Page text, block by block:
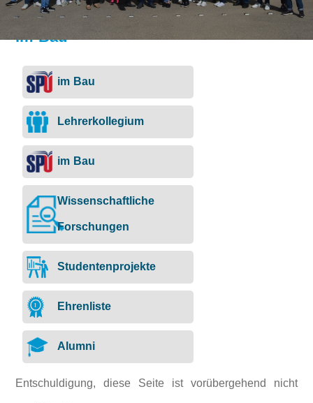
im Bau
im Bau
Lehrerkollegium
im Bau
Wissenschaftliche
Forschungen
Studentenprojekte
Ehrenliste
Alumni
Entschuldigung, diese Seite ist vorübergehend nicht